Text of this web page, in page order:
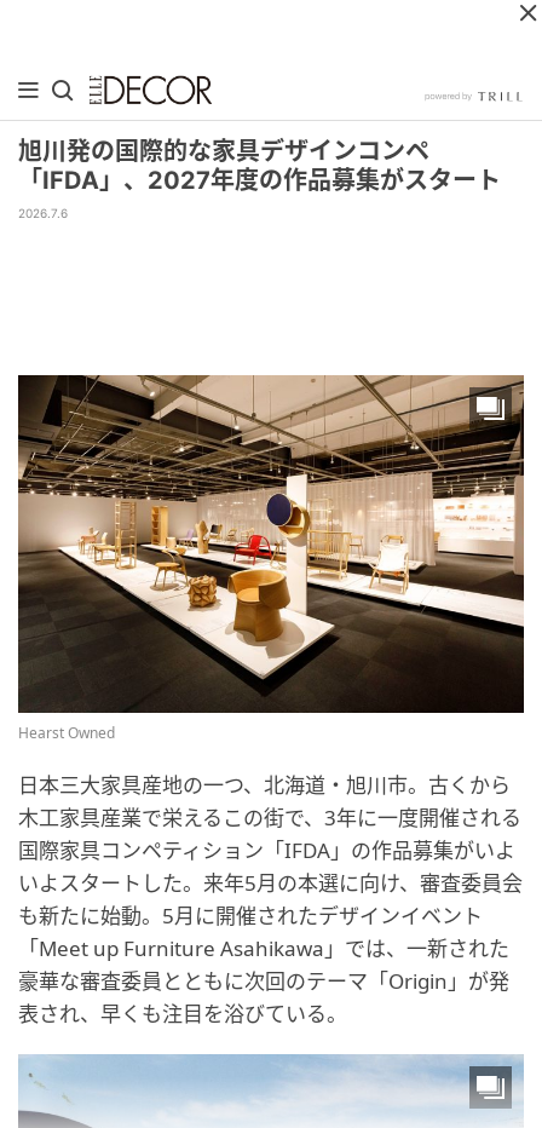
旭川発の国際的な家具デザインコンペ
「IFDA」、2027年度の作品募集がスタート
2026.7.6
Hearst Owned
日本三大家具産地の一つ、北海道・旭川市。古くから
木工家具産業で栄えるこの街で、3年に一度開催される
国際家具コンペティション「IFDA」の作品募集がいよ
いよスタートした。来年5月の本選に向け、審査委員会
も新たに始動。5月に開催されたデザインイベント
「Meet up Furniture Asahikawa」では、一新された
豪華な審査委員とともに次回のテーマ「Origin」が発
表され、早くも注目を浴びている。